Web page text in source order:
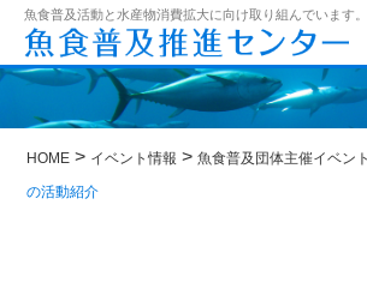
魚食普及活動と水産物消費拡大に向け取り組んでいます。
HOME > イベント情報 >魚食普及団体主催イベント
の活動紹介